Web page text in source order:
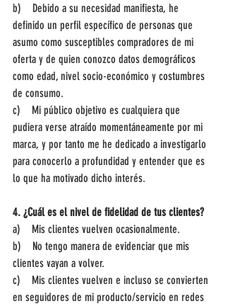
b)    Debido a su necesidad manifiesta, he
definido un perfil específico de personas que
asumo como susceptibles compradores de mi
oferta y de quien conozco datos demográficos
como edad, nivel socio-económico y costumbres
de consumo.
c)    Mi público objetivo es cualquiera que
pudiera verse atraído momentáneamente por mi
marca, y por tanto me he dedicado a investigarlo
para conocerlo a profundidad y entender que es
lo que ha motivado dicho interés.
4. ¿Cuál es el nivel de fidelidad de tus clientes?
a)    Mis clientes vuelven ocasionalmente.
b)    No tengo manera de evidenciar que mis
clientes vayan a volver.
c)    Mis clientes vuelven e incluso se convierten
en seguidores de mi producto/servicio en redes